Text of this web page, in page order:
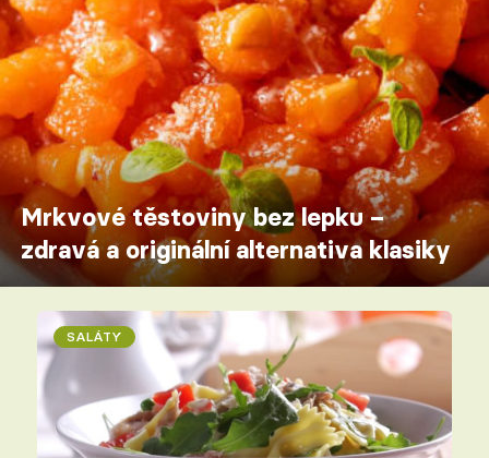
Mrkvové těstoviny bez lepku –
zdravá a originální alternativa klasiky
SALÁTY